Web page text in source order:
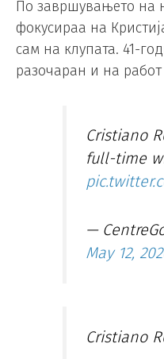
По завршувањето на
фокусираа на
сам на клупата. 41-
разочаран и на
Cristiano
full-time
—
May 12,
Cristiano